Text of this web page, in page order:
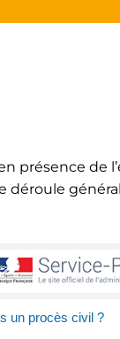
présence de
déroule
un procès civil ?